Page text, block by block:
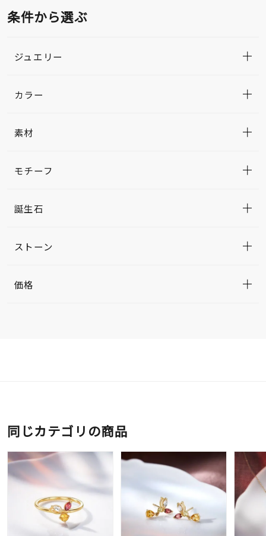
条件から選ぶ
ジュエリー
カラー
素材
モチーフ
誕生石
ストーン
価格
同じカテゴリの商品